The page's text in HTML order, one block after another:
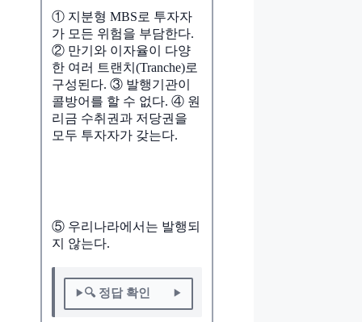
① 지분형 MBS로 투자자
가 모든 위험을 부담한다.
② 만기와 이자율이 다양
한 여러 트랜치(Tranche)로
구성된다. ③ 발행기관이
콜방어를 할 수 없다. ④ 원
리금 수취권과 저당권을
모두 투자자가 갖는다.
⑤ 우리나라에서는 발행되
지 않는다.
🔍 정답 확인